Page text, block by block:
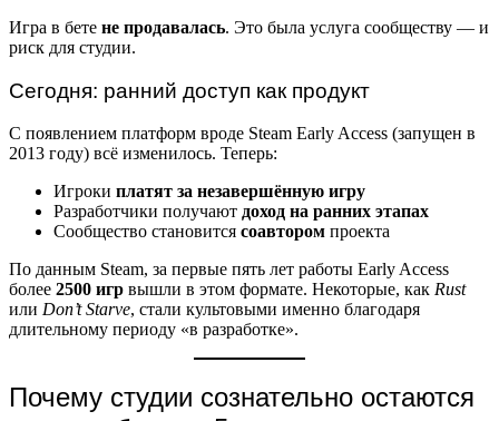
Игра в бете не продавалась. Это была услуга сообществу — и
риск для студии.
Сегодня: ранний доступ как продукт
С появлением платформ вроде Steam Early Access (запущен в
2013 году) всё изменилось. Теперь:
Игроки платят за незавершённую игру
Разработчики получают доход на ранних этапах
Сообщество становится соавтором проекта
По данным Steam, за первые пять лет работы Early Access
более 2500 игр вышли в этом формате. Некоторые, как Rust
или Don’t Starve, стали культовыми именно благодаря
длительному периоду «в разработке».
Почему студии сознательно остаются